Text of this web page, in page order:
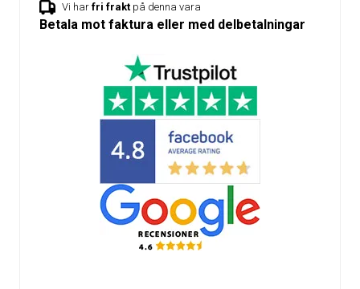
Vi har fri frakt på denna vara
Betala mot faktura eller med delbetalningar